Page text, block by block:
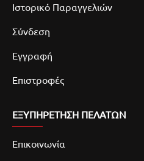
Ιστορικό Παραγγελιών
Σύνδεση
Εγγραφή
Επιστροφές
ΕΞΥΠΗΡΕΤΗΣΗ ΠΕΛΑΤΩΝ
Επικοινωνία